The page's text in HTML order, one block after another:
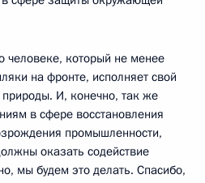
человеке, который не менее
на фронте, исполняет свой
И, конечно, так же
в сфере восстановления
промышленности,
оказать содействие
мы будем это делать. Спасибо,